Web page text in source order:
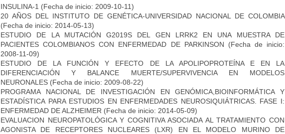
INSULINA-1 (Fecha de inicio: 2009-10-11)
20 AÑOS DEL INSTITUTO DE GENÉTICA-UNIVERSIDAD NACIONAL DE COLOMBIA
(Fecha de inicio: 2014-05-13)
ESTUDIO DE LA MUTACIÓN G2019S DEL GEN LRRK2 EN UNA MUESTRA DE
PACIENTES COLOMBIANOS CON ENFERMEDAD DE PARKINSON (Fecha de inicio:
2008-11-09)
ESTUDIO DE LA FUNCIÓN Y EFECTO DE LA APOLIPOPROTEÍNA E EN LA
DIFERENCIACIÓN Y BALANCE MUERTE/SUPERVIVENCIA EN MODELOS
NEURONALES (Fecha de inicio: 2009-08-22)
PROGRAMA NACIONAL DE INVESTIGACIÓN EN GENÓMICA,BIOINFORMÁTICA Y
ESTADÍSTICA PARA ESTUDIOS EN ENFERMEDADES NEUROSIQUIÁTRICAS. FASE I:
ENFERMEDAD DE ALZHEIMER (Fecha de inicio: 2014-05-09)
EVALUACION NEUROPATOLÓGICA Y COGNITIVA ASOCIADA AL TRATAMIENTO CON
AGONISTA DE RECEPTORES NUCLEARES (LXR) EN EL MODELO MURINO DE